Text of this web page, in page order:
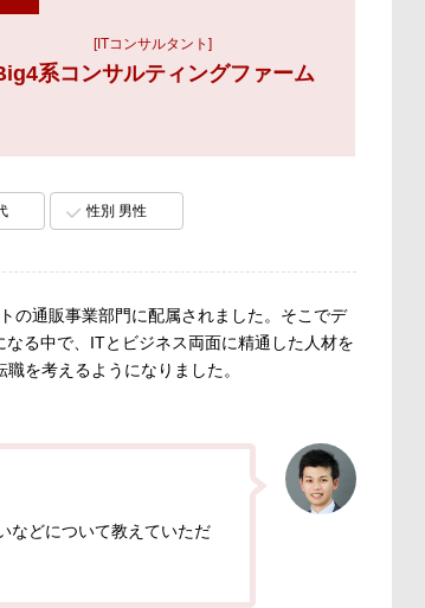
[ITコンサルタント]
系コンサルティングファーム
性別 男性
の通販事業部門に配属されました。そこでデ
る中で、ITとビジネス両面に精通した人材を
を考えるようになりました。
などについて教えていただ